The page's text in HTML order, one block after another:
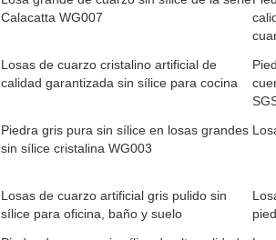
Calacatta WG007
Losas de cuarzo cristalino artificial de
calidad garantizada sin sílice para cocina
Piedra gris pura sin sílice en losas grandes
sin sílice cristalina WG003
Losas de cuarzo artificial gris pulido sin
sílice para oficina, baño y suelo